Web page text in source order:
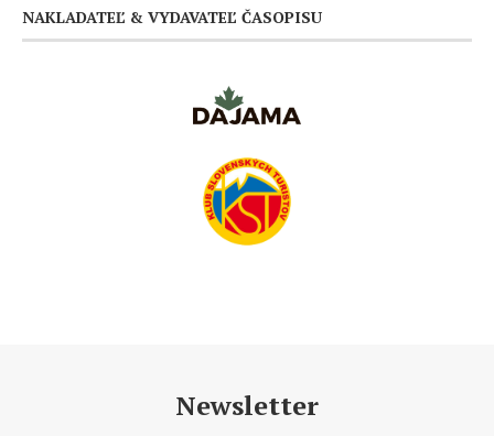
NAKLADATEĽ & VYDAVATEĽ ČASOPISU
Newsletter